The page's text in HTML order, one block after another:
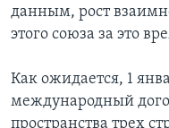
данным, рост
этого союза за это
Как ожидается, 1
международный
пространства трех